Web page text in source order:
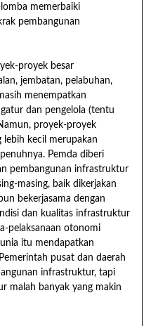
memerbaiki
pembangunan
proyek besar
jembatan, pelabuhan,
menempatkan
dan pengelola (tentu
proyek-proyek
kecil merupakan
Pemda diberi
pembangunan infrastruktur
masing, baik dikerjakan
bekerjasama dengan
dan kualitas infrastruktur
pelaksanaan otonomi
itu mendapatkan
pusat dan daerah
infrastruktur, tapi
malah banyak yang makin